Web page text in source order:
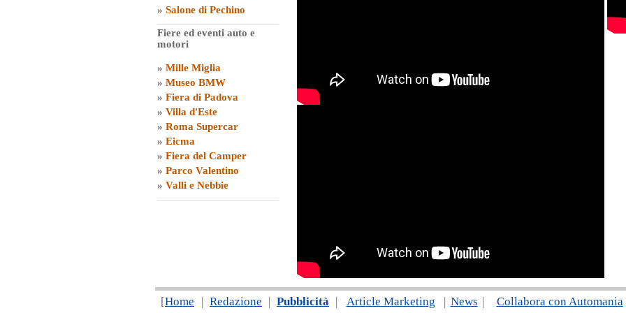
» Salone di Pechino
Fiere ed eventi auto e
motori
» Mille Miglia
» Museo BMW
» Fiera di Padova
» Villa d'Este
» Roma Supercar
» Eicma
» Fiera del Camper
» Parco Valentino
» Valli e Nebbie
[Home | Redazione | Pubblicità | Article Marketing | News | Collabora con Automania